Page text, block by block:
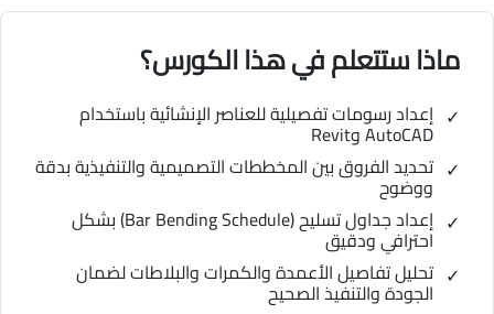
ماذا ستتعلم في هذا الكورس؟
إعداد رسومات تفصيلية للعناصر الإنشائية باستخدام
AutoCAD وRevit
تحديد الفروق بين المخططات التصميمية والتنفيذية بدقة
ووضوح
إعداد جداول تسليح (Bar Bending Schedule) بشكل
احترافي ودقيق
تحليل تفاصيل الأعمدة والكمرات والبلاطات لضمان
الجودة والتنفيذ الصحيح